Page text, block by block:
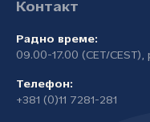
Контакт
Радно време:
09.00-17.00 (CET/
Телефон:
+381 (0)11 7281-281